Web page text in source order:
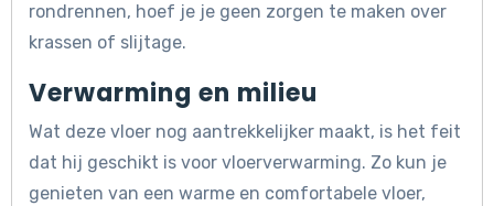
rondrennen, hoef je je geen zorgen te maken over
krassen of slijtage.
Verwarming en milieu
Wat deze vloer nog aantrekkelijker maakt, is het feit
dat hij geschikt is voor vloerverwarming. Zo kun je
genieten van een warme en comfortabele vloer,